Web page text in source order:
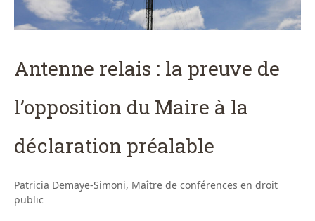
Antenne relais : la preuve de
l’opposition du Maire à la
déclaration préalable
Patricia Demaye-Simoni, Maître de conférences en droit
public